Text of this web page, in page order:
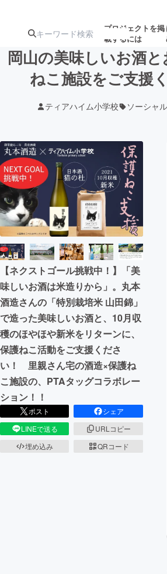
プロジェクトを掲
載するには
ターン
注目の新着プロ
ジェクト
ロジ
アート・写真
テクノロジー・ガジェット
映像・映画
ビジネス・起業
まちづくり・地域活性化
CAMPFIRE for Social Good
CAMPFIREふるさと納税
岡山の美味しいお酒
ねこ施設をご支援
ティアハイム小学校 ソーシャ
【ネクストゴール挑戦中！】「美
味しいお酒は米造りから」。丸本
酒造さんの「特別栽培米 山田錦」
で造った美味しいお酒と、10月収
穫のほやほや新米をリターンに、
保護ねこ活動をご支援くださ
い！ 里親さん宅の酒造×保護ね
こ施設の、PTAタッグコラボレー
ション！！
ポスト
シェア
LINEで送る
URLコピー
埋め込み
QRコード